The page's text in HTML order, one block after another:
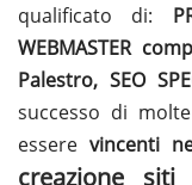
qualificato di:
WEBMASTER
Palestro, SEO
successo di
esserevincenti
creazione siti